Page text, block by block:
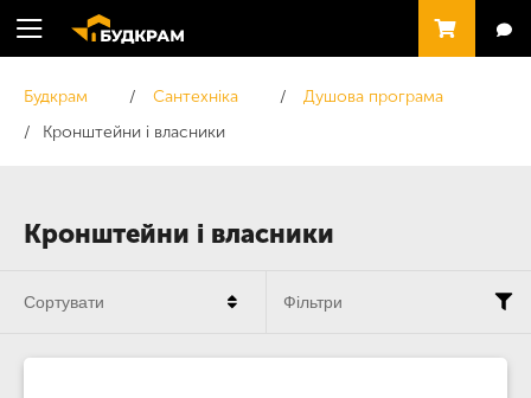
Кронштейни і власники
Будкрам Сантехніка
Душова програма
Кронштейни і власники
Сортувати Фільтри